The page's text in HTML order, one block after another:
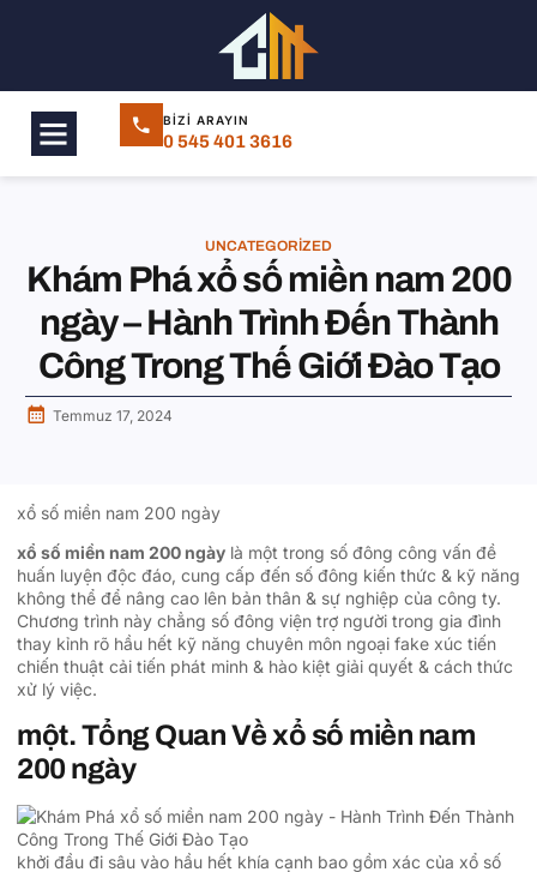
BIZI ARAYIN
0 545 401 3616
UNCATEGORIZED
Khám Phá xổ số miền nam 200
ngày – Hành Trình Đến Thành
Công Trong Thế Giới Đào Tạo
Temmuz 17, 2024
xổ số miền nam 200 ngày
xổ số miền nam 200 ngày là một trong số đông công vấn đề
huấn luyện độc đáo, cung cấp đến số đông kiến thức & kỹ năng
không thể để nâng cao lên bản thân & sự nghiệp của công ty.
Chương trình này chẳng số đông viện trợ người trong gia đình
thay kỉnh rõ hầu hết kỹ năng chuyên môn ngoại fake xúc tiến
chiến thuật cải tiến phát minh & hào kiệt giải quyết & cách thức
xử lý việc.
một. Tổng Quan Về xổ số miền nam
200 ngày
khởi đầu đi sâu vào hầu hết khía cạnh bao gồm xác của xổ số